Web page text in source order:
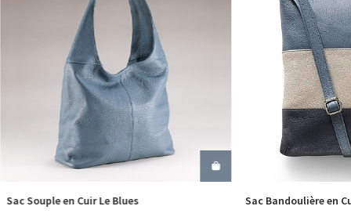
COMMANDER
Sac Souple en Cuir Le Blues Sac Bandoulière en